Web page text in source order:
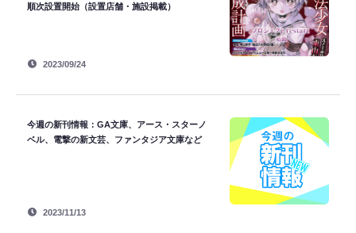
順次設置開始（設置店舗・施設掲載）
2023/09/24
今週の新刊情報：GA文庫、アース・スターノ
ベル、電撃の新文芸、ファンタジア文庫など
2023/11/13